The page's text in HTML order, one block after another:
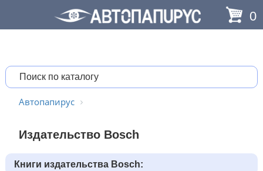
0
Автопапирус
Издательство Bosch
Книги издательства Bosch: